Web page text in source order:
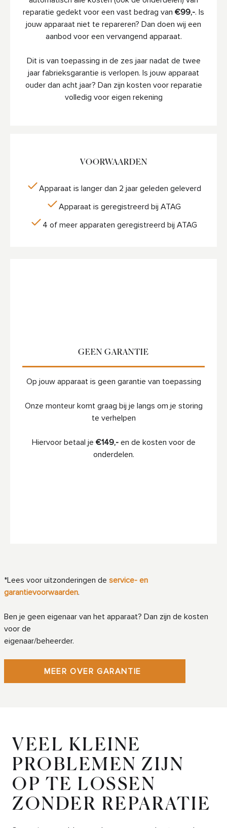
reparatie gedekt voor een vast bedrag van €99,-. Is
jouw apparaat niet te repareren? Dan doen wij een
aanbod voor een vervangend apparaat.
Dit is van toepassing in de zes jaar nadat de twee
jaar fabrieksgarantie is verlopen. Is jouw apparaat
ouder dan acht jaar? Dan zijn kosten voor reparatie
volledig voor eigen rekening
VOORWAARDEN
Apparaat is langer dan 2 jaar geleden geleverd
Apparaat is geregistreerd bij ATAG
4 of meer apparaten geregistreerd bij ATAG
GEEN GARANTIE
Op jouw apparaat is geen garantie van toepassing
Onze monteur komt graag bij je langs om je storing
te verhelpen
Hiervoor betaal je €149,-en de kosten voor de
onderdelen.
*Lees voor uitzonderingen de service- en
garantievoorwaarden.
Ben je geen eigenaar van het apparaat? Dan zijn de kosten
voor de
eigenaar/beheerder.
MEER OVER GARANTIE
VEEL KLEINE
PROBLEMEN ZIJN
OP TE LOSSEN
ZONDER REPARATIE